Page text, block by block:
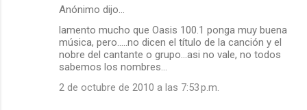
Anónimo dijo…
lamento mucho que Oasis 100.1 ponga muy buena
música, pero.....no dicen el título de la canción y el
nobre del cantante o grupo...asi no vale, no todos
sabemos los nombres...
2 de octubre de 2010 a las 7:53 p.m.